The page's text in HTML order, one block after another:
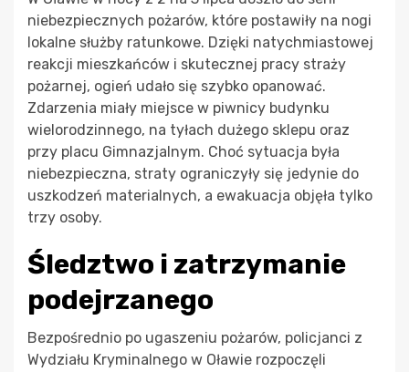
niebezpiecznych pożarów, które postawiły na nogi
lokalne służby ratunkowe. Dzięki natychmiastowej
reakcji mieszkańców i skutecznej pracy straży
pożarnej, ogień udało się szybko opanować.
Zdarzenia miały miejsce w piwnicy budynku
wielorodzinnego, na tyłach dużego sklepu oraz
przy placu Gimnazjalnym. Choć sytuacja była
niebezpieczna, straty ograniczyły się jedynie do
uszkodzeń materialnych, a ewakuacja objęła tylko
trzy osoby.
Śledztwo i zatrzymanie
podejrzanego
Bezpośrednio po ugaszeniu pożarów, policjanci z
Wydziału Kryminalnego w Oławie rozpoczęli